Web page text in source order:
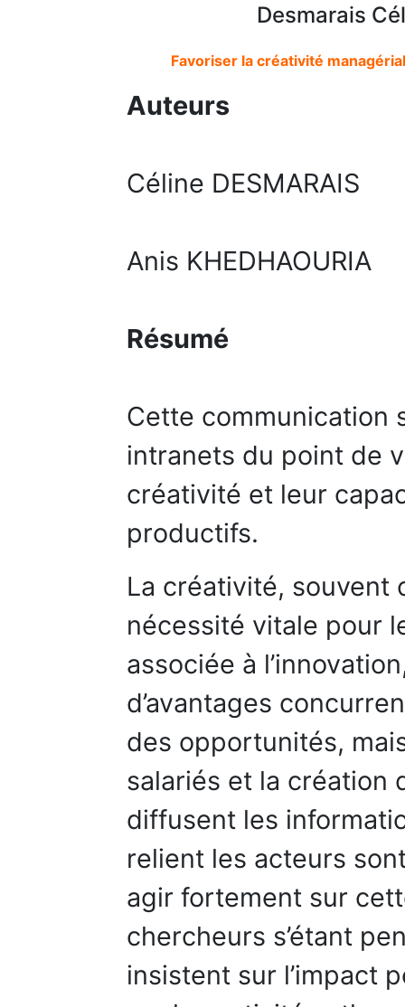
Desmarais
Favoriser la créativité
Auteurs
Céline DESMARAIS
Anis KHEDHAOURIA
Résumé
Cette communication
intranets du point de
créativité et leur
productifs.
La créativité, souvent
nécessité vitale pour
associée à
d’avantages
des opportunités,
salariés et la création
diffusent les
relient les acteurs
agir fortement sur
chercheurs s’étant
insistent sur l’impact